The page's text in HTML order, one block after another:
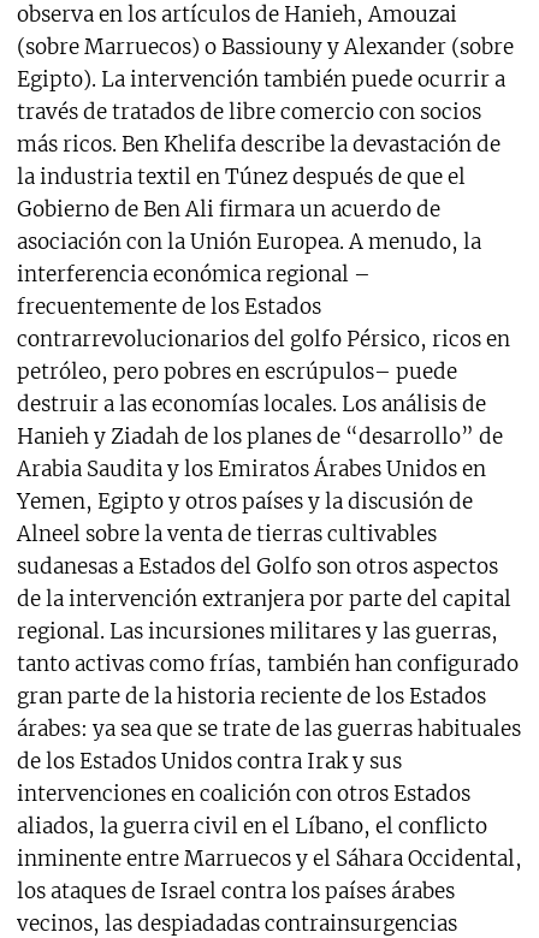
observa en los artículos de Hanieh, Amouzai
(sobre Marruecos) o Bassiouny y Alexander (sobre
Egipto). La intervención también puede ocurrir a
través de tratados de libre comercio con socios
más ricos. Ben Khelifa describe la devastación de
la industria textil en Túnez después de que el
Gobierno de Ben Ali firmara un acuerdo de
asociación con la Unión Europea. A menudo, la
interferencia económica regional –
frecuentemente de los Estados
contrarrevolucionarios del golfo Pérsico, ricos en
petróleo, pero pobres en escrúpulos– puede
destruir a las economías locales. Los análisis de
Hanieh y Ziadah de los planes de “desarrollo” de
Arabia Saudita y los Emiratos Árabes Unidos en
Yemen, Egipto y otros países y la discusión de
Alneel sobre la venta de tierras cultivables
sudanesas a Estados del Golfo son otros aspectos
de la intervención extranjera por parte del capital
regional. Las incursiones militares y las guerras,
tanto activas como frías, también han configurado
gran parte de la historia reciente de los Estados
árabes: ya sea que se trate de las guerras habituales
de los Estados Unidos contra Irak y sus
intervenciones en coalición con otros Estados
aliados, la guerra civil en el Líbano, el conflicto
inminente entre Marruecos y el Sáhara Occidental,
los ataques de Israel contra los países árabes
vecinos, las despiadadas contrainsurgencias